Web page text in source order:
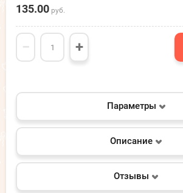
135.00 руб.
− +
Параметры
Описание
Отзывы